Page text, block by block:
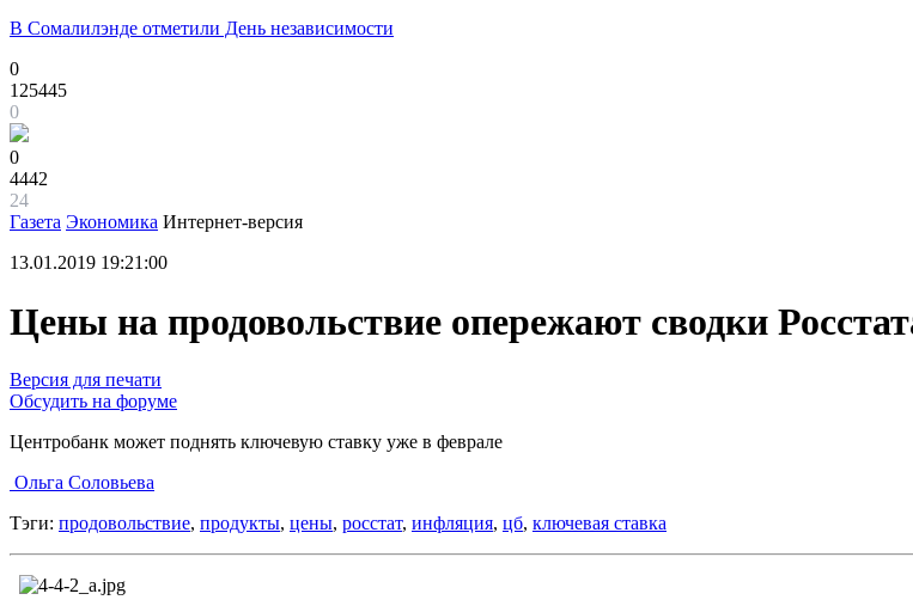
В Сомалилэнде отметили День независимости
0
125445
0
0
4442
24
Газета Экономика Интернет-версия
13.01.2019 19:21:00
Цены на продовольствие опережают сводки
Версия для печати
Обсудить на форуме
Центробанк может поднять ключевую ставку уже в феврале
Ольга Соловьева
Тэги: продовольствие, продукты, цены, росстат, инфляция, цб, ключевая ставка